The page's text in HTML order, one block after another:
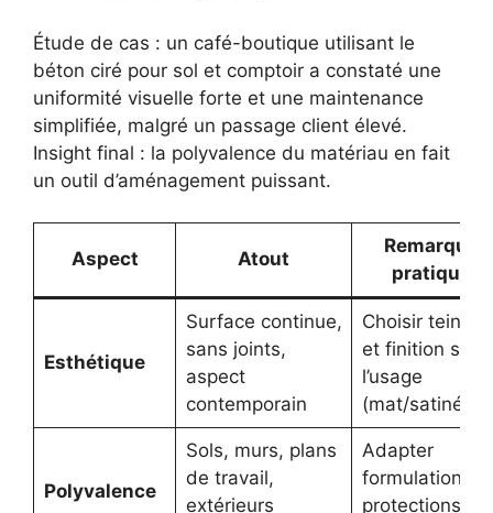
Étude de cas : un café-boutique utilisant le
béton ciré pour sol et comptoir a constaté une
uniformité visuelle forte et une maintenance
simplifiée, malgré un passage client élevé.
Insight final : la polyvalence du matériau en fait
un outil d’aménagement puissant.
Aspect Atout
Remarque
pratique
Esthétique
Surface continue,
sans joints,
aspect
contemporain
Choisir teinte
et finition
l’usage
(mat/satiné)
Polyvalence
Sols, murs, plans
de travail,
extérieurs
Adapter
formulation et
protections à